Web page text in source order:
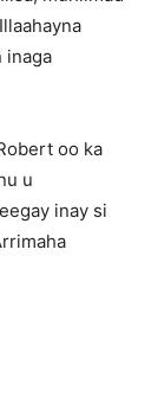
inaga
oo ka
u
inay si